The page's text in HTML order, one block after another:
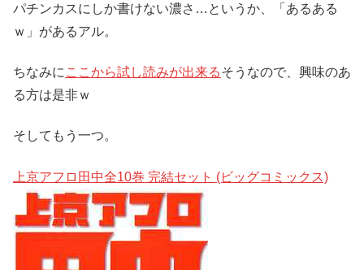
パチンカスにしか書けない濃さ…というか、「あるある
ｗ」があるアル。
ちなみに ここから試し読みが出来るそうなので、興味のあ
る方は是非ｗ
そしてもう一つ。
上京アフロ田中全10巻 完結セット (ビッグコミックス)